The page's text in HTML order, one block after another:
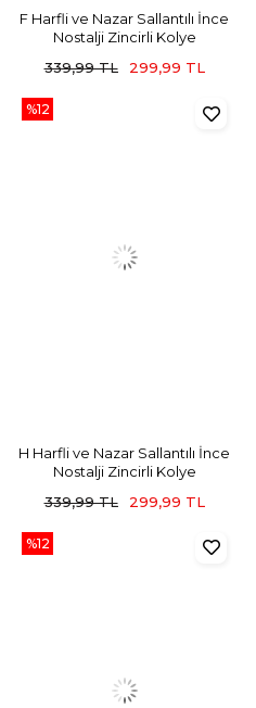
F Harfli ve Nazar Sallantılı İnce
Nostalji Zincirli Kolye
339,99 TL
299,99 TL
H Harfli ve Nazar Sallantılı İnce
Nostalji Zincirli Kolye
339,99 TL
299,99 TL
%12
%12